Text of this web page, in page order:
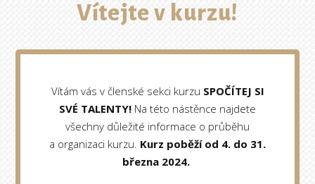
Vítejte v kurzu!
Vítám vás v členské sekci kurzu SPOČÍTEJ SI
SVÉ TALENTY! Na této nástěnce najdete
všechny důležité informace o průběhu
a organizaci kurzu. Kurz poběží od 4. do 31.
března 2024.